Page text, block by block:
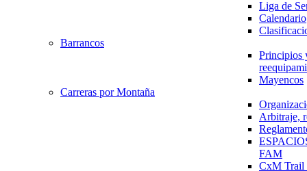
Liga de
Calendario
Barrancos
Principios
Mayencos
Carreras por Montaña
Arbitraje,
FAM
CxM